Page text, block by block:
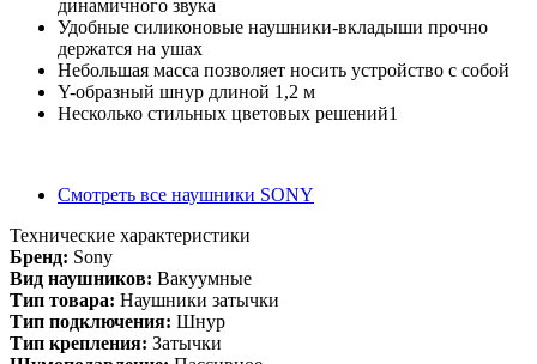
динамичного звука
Удобные силиконовые наушники-вкладыши прочно
держатся на ушах
Небольшая масса позволяет носить устройство с собой
Y-образный шнур длиной 1,2 м
Несколько стильных цветовых решений1
Смотреть все наушники SONY
Технические характеристики
Бренд: Sony
Вид наушников: Вакуумные
Тип товара: Наушники затычки
Тип подключения: Шнур
Тип крепления: Затычки